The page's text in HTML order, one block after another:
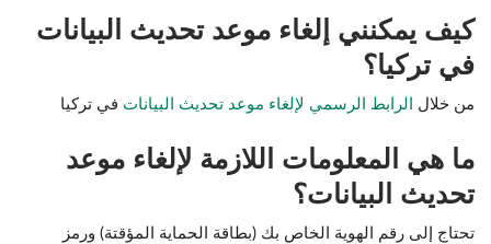
كيف يمكنني إلغاء موعد تحديث البيانات
في تركيا؟
من خلال الرابط الرسمي لإلغاء موعد تحديث البيانات في تركيا
ما هي المعلومات اللازمة لإلغاء موعد
تحديث البيانات؟
تحتاج إلى رقم الهوية الخاص بك (بطاقة الحماية المؤقتة) ورمز